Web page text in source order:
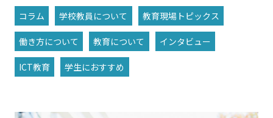
コラム 学校教員について 教育現場トピックス
働き方について 教育について インタビュー
ICT教育 学生におすすめ